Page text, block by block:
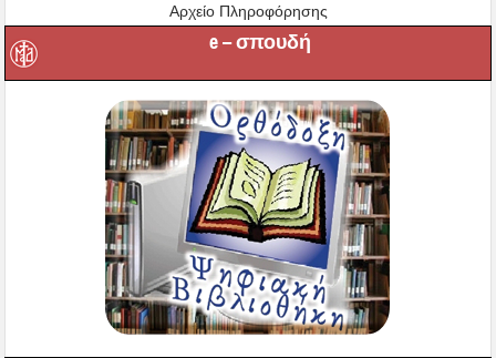
Αρχείο Πληροφόρησης
e – σπουδή